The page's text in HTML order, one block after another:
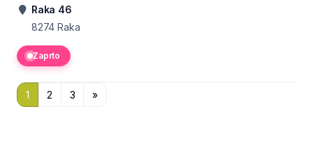
Raka 46
8274 Raka
Zaprto
1 2 3 »